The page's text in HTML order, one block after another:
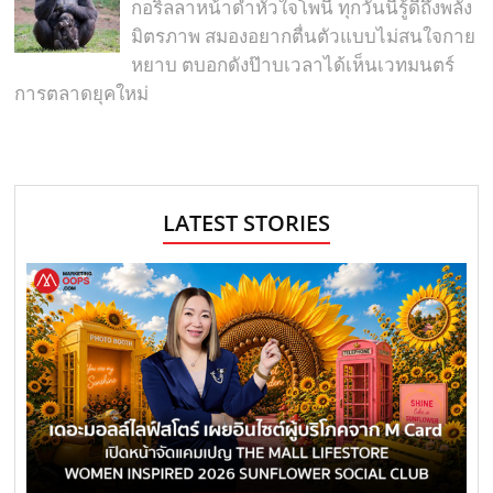
กอริลลาหน้าดำหัวใจโพนี ทุกวันนี้รู้ดีถึงพลัง
มิตรภาพ สมองอยากตื่นตัวแบบไม่สนใจกาย
หยาบ ตบอกดังป๊าบเวลาได้เห็นเวทมนตร์
การตลาดยุคใหม่
LATEST STORIES